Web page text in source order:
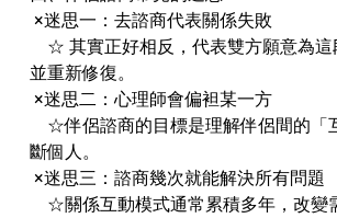
×迷思一：去諮商代表關係失敗
☆ 其實正好相反，代表雙方願意為這
並重新修復。
×迷思二：心理師會偏袒某一方
☆伴侶諮商的目標是理解伴侶間的「
斷個人。
×迷思三：諮商幾次就能解決所有問題
☆關係互動模式通常累積多年，改變